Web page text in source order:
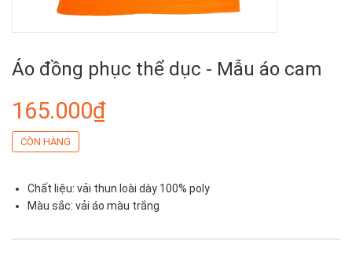
Áo đồng phục thể dục - Mẫu áo cam
165.000₫
CÒN HÀNG
Chất liệu: vải thun loài dày 100% poly
Màu sắc: vải áo màu trắng